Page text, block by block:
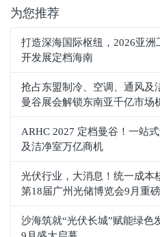
为您推荐
打造深海国际枢纽，2026亚
开发展定档海南
抢占东盟制冷、空调、通风及
曼谷展会解锁东南亚千亿市场
ARHC 2027 定档曼谷！一站
及洁净室万亿商机
光伏行业，大消息！统一成本
第18届广州光储博览会9月重
沙海筑就“光伏长城”赋能绿色